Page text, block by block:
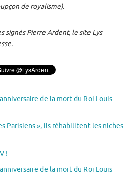
de royalisme).
signés Pierre Ardent, le site Lys
de la mort du Roi Louis
Parisiens », ils réhabilitent les niches
!
de la mort du Roi Louis